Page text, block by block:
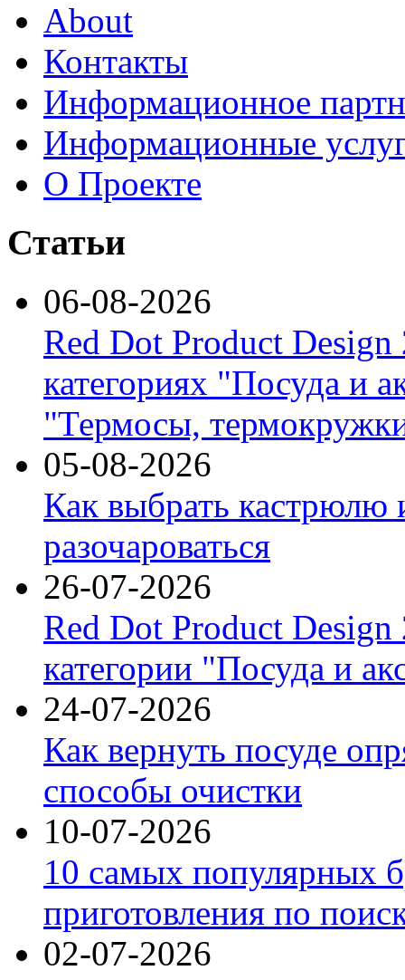
About
Контакты
Информационное
Информационные
О Проекте
Статьи
06-08-2026
Red Dot Product Design
категориях "Посуда и
"Термосы,
05-08-2026
Как выбрать кастрюлю
разочароваться
26-07-2026
Red Dot Product Design
категории "Посуда и
24-07-2026
Как вернуть посуде
способы очистки
10-07-2026
10 самых популярных
приготовления по
02-07-2026